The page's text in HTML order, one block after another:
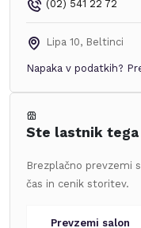
(02) 541 22 72
Lipa 10, Beltinci
Napaka v podatkih?
Ste lastnik tega
Brezplačno prevzemi
čas in cenik storitev.
Prevzemi salon